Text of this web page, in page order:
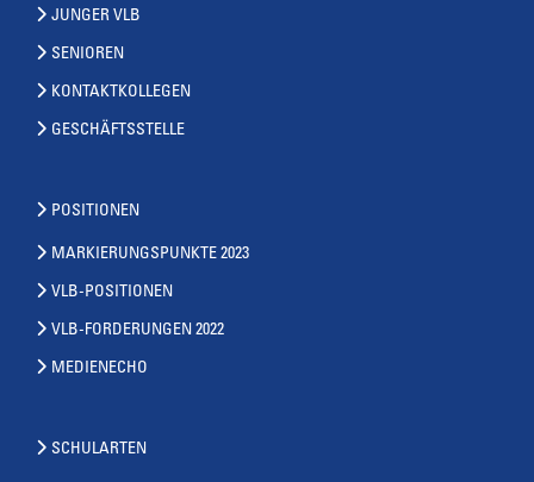
JUNGER VLB
SENIOREN
KONTAKTKOLLEGEN
GESCHÄFTSSTELLE
POSITIONEN
MARKIERUNGSPUNKTE 2023
VLB-POSITIONEN
VLB-FORDERUNGEN 2022
MEDIENECHO
SCHULARTEN